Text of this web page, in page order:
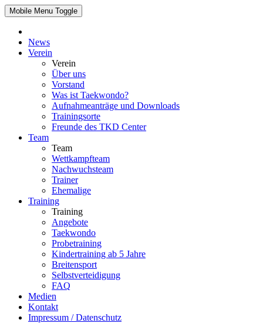
Mobile Menu Toggle
News
Verein
Verein
Über uns
Vorstand
Was ist Taekwondo?
Aufnahmeanträge und Downloads
Trainingsorte
Freunde des TKD Center
Team
Team
Wettkampfteam
Nachwuchsteam
Trainer
Ehemalige
Training
Training
Angebote
Taekwondo
Probetraining
Kindertraining ab 5 Jahre
Breitensport
Selbstverteidigung
FAQ
Medien
Kontakt
Impressum / Datenschutz